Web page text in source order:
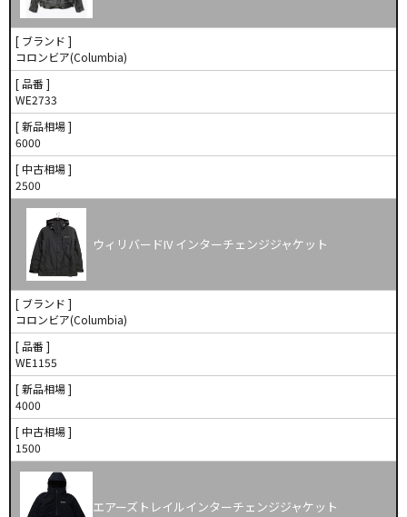
[ ブランド ]
コロンビア(Columbia)
[ 品番 ]
WE2733
[ 新品相場 ]
6000
[ 中古相場 ]
2500
ウィリバードIV インターチェンジジャケット
[ ブランド ]
コロンビア(Columbia)
[ 品番 ]
WE1155
[ 新品相場 ]
4000
[ 中古相場 ]
1500
エアーズトレイルインターチェンジジャケット